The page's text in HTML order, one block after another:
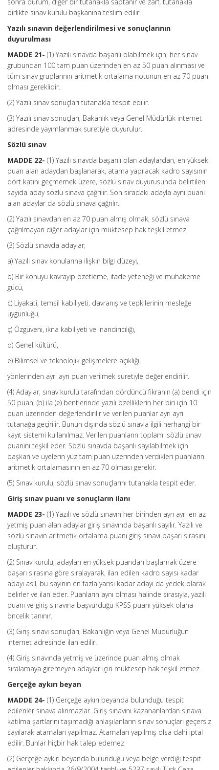
birlikte sınav kurulu başkanına teslim edilir.
Yazılı sınavın değerlendirilmesi ve sonuçlarının
duyurulması
MADDE 21- (1) Yazılı sınavda başarılı olabilmek için, her sınav
grubundan 100 tam puan üzerinden en az 50 puan alınması ve
tüm sınav gruplarının aritmetik ortalama notunun en az 70 puan
olması gereklidir.
(2) Yazılı sınav sonuçları tutanakla tespit edilir.
(3) Yazılı sınav sonuçları, Bakanlık veya Genel Müdürlük internet
adresinde yayımlanmak suretiyle duyurulur.
Sözlü sınav
MADDE 22- (1) Yazılı sınavda başarılı olan adaylardan, en yüksek
puan alan adaydan başlanarak, atama yapılacak kadro sayısının
dört katını geçmemek üzere, sözlü sınav duyurusunda belirtilen
sayıda aday sözlü sınava çağrılır. Son sıradaki adayla aynı puanı
alan adaylar da sözlü sınava çağrılır.
(2) Yazılı sınavdan en az 70 puan almış olmak, sözlü sınava
çağrılmayan diğer adaylar için müktesep hak teşkil etmez.
(3) Sözlü sınavda adaylar;
a) Yazılı sınav konularına ilişkin bilgi düzeyi,
b) Bir konuyu kavrayıp özetleme, ifade yeteneği ve muhakeme
gücü,
c) Liyakati, temsil kabiliyeti, davranış ve tepkilerinin mesleğe
uygunluğu,
ç) Özgüveni, ikna kabiliyeti ve inandırıcılığı,
d) Genel kültürü,
e) Bilimsel ve teknolojik gelişmelere açıklığı,
yönlerinden ayrı ayrı puan verilmek suretiyle değerlendirilir.
(4) Adaylar, sınav kurulu tarafından dördüncü fıkranın (a) bendi için
50 puan, (b) ila (e) bentlerinde yazılı özelliklerin her biri için 10
puan üzerinden değerlendirilir ve verilen puanlar ayrı ayrı
tutanağa geçirilir. Bunun dışında sözlü sınavla ilgili herhangi bir
kayıt sistemi kullanılmaz. Verilen puanların toplamı sözlü sınav
puanını teşkil eder. Sözlü sınavda başarılı sayılabilmek için
başkan ve üyelerin yüz tam puan üzerinden verdikleri puanların
aritmetik ortalamasının en az 70 olması gerekir.
(5) Sınav kurulu, sözlü sınav sonuçlarını tutanakla tespit eder.
Giriş sınav puanı ve sonuçların ilanı
MADDE 23- (1) Yazılı ve sözlü sınavın her birinden ayrı ayrı en az
yetmiş puan alan adaylar giriş sınavında başarılı sayılır. Yazılı ve
sözlü sınavın aritmetik ortalama puanı giriş sınavı başarı sırasını
oluşturur.
(2) Sınav kurulu, adayları en yüksek puandan başlamak üzere
başarı sırasına göre sıralayarak, ilan edilen kadro sayısı kadar
adayı asıl, bu sayının en fazla yarısı kadar adayı da yedek olarak
belirler ve ilan eder. Puanların aynı olması halinde sırasıyla, yazılı
puanı ve giriş sınavına başvurduğu KPSS puanı yüksek olana
öncelik tanınır.
(3) Giriş sınavı sonuçları, Bakanlığın veya Genel Müdürlüğün
internet adresinde ilan edilir.
(4) Giriş sınavında yetmiş ve üzerinde puan almış olmak
sıralamaya giremeyen adaylar için müktesep hak teşkil etmez.
Gerçeğe aykırı beyan
MADDE 24- (1) Gerçeğe aykırı beyanda bulunduğu tespit
edilenler sınava alınmazlar. Giriş sınavını kazananlardan sınava
katılma şartlarını taşımadığı anlaşılanların sınav sonuçları geçersiz
sayılarak atamaları yapılmaz. Atamaları yapılmış olsa dahi iptal
edilir. Bunlar hiçbir hak talep edemez.
(2) Gerçeğe aykırı beyanda bulunduğu veya belge verdiği tespit